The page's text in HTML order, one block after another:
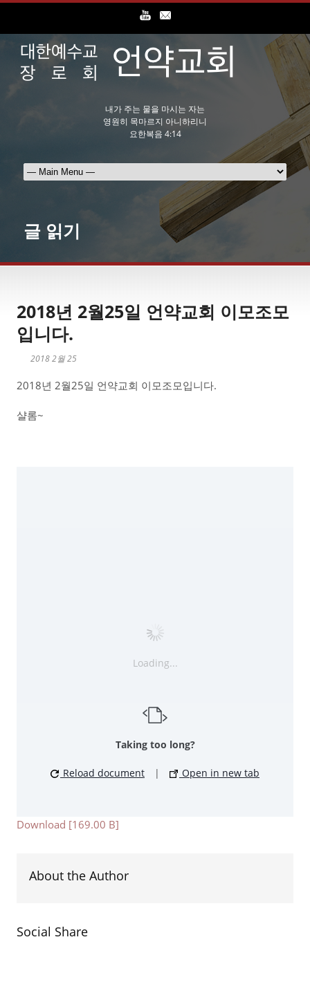
내가 주는 물을 마시는 자는
영원히 목마르지 아니하리니
요한복음 4:14
글 읽기
2018년 2월25일 언약교회 이모조모
입니다.
2018 2월 25
2018년 2월25일 언약교회 이모조모입니다.
샬롬~
Loading...
Taking too long?
Reload document | Open in new tab
Download [169.00 B]
About the Author
Social Share